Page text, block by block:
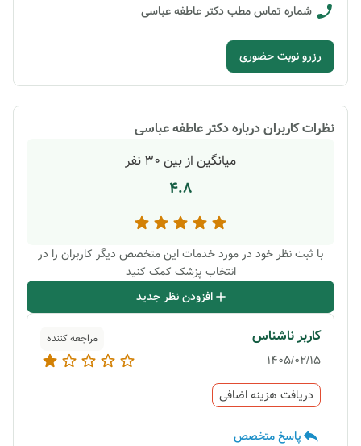
شماره تماس مطبدکتر عاطفه عباسی
رزرو نوبت حضوری
نظرات کاربران دربارهدکتر عاطفه عباسی
میانگین از بین 30 نفر
4.8
با ثبت نظر خود در مورد خدمات این متخصص دیگر کاربران را در
انتخاب پزشک کمک کنید
افزودن نظر جدید
کاربر ناشناس مراجعه کننده
1405/02/15
دریافت هزینه اضافی
پاسخ متخصص